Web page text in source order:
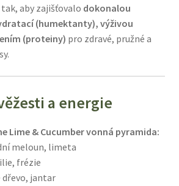
aby zajišťovalo dokonalou
(humektanty), výživou
(proteiny) pro zdravé, pružné a
a energie
Lime & Cucumber vonná pyramida:
meloun, limeta
frézie
jantar